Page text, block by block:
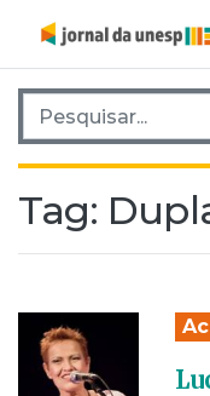
Pesquisar por:
Tag: